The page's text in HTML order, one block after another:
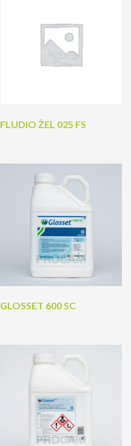
FLUDIO ŻEL 025 FS
GLOSSET 600 SC